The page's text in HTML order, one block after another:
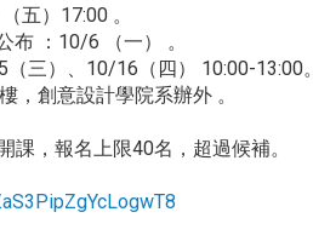
五）17:00 。
：10/6 （一） 。
三）、10/16（四） 10:00-13:00。
，創意設計學院系辦外 。
課，報名上限40名，超過候補。